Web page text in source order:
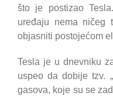
što je postizao
uređaju nema ničeg
objasniti postojećom
Tesla je u dnevniku
uspeo da dobije tzv.
gasova, koje su se